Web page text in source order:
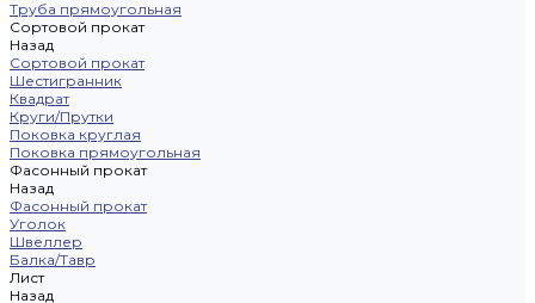
Труба прямоугольная
Сортовой прокат
Назад
Сортовой прокат
Шестигранник
Квадрат
Круги/Прутки
Поковка круглая
Поковка прямоугольная
Фасонный прокат
Назад
Фасонный прокат
Уголок
Швеллер
Балка/Тавр
Лист
Назад